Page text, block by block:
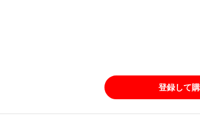
描き下ろし漫画も特別収録♪
登録して